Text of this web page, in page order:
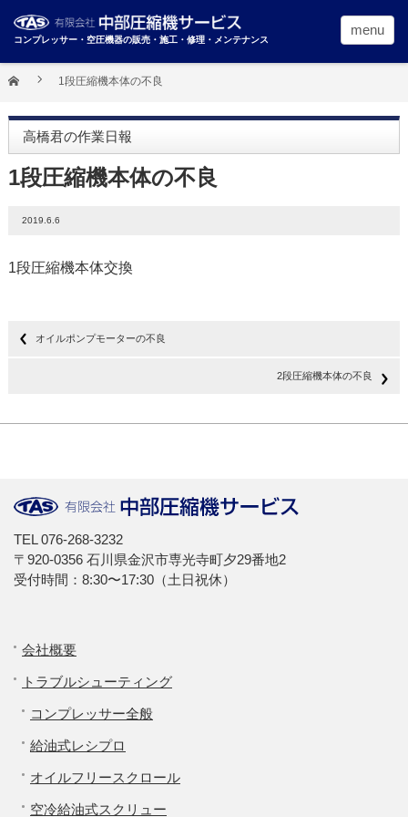
コンプレッサー・空圧機器の販売・施工・修理・メンテナンス
menu
1段圧縮機本体の不良
高橋君の作業日報
1段圧縮機本体の不良
2019.6.6
1段圧縮機本体交換
オイルポンプモーターの不良
2段圧縮機本体の不良
TEL 076-268-3232
〒920-0356 石川県金沢市専光寺町夕29番地2
受付時間：8:30〜17:30（土日祝休）
会社概要
トラブルシューティング
コンプレッサー全般
給油式レシプロ
オイルフリースクロール
空冷給油式スクリュー